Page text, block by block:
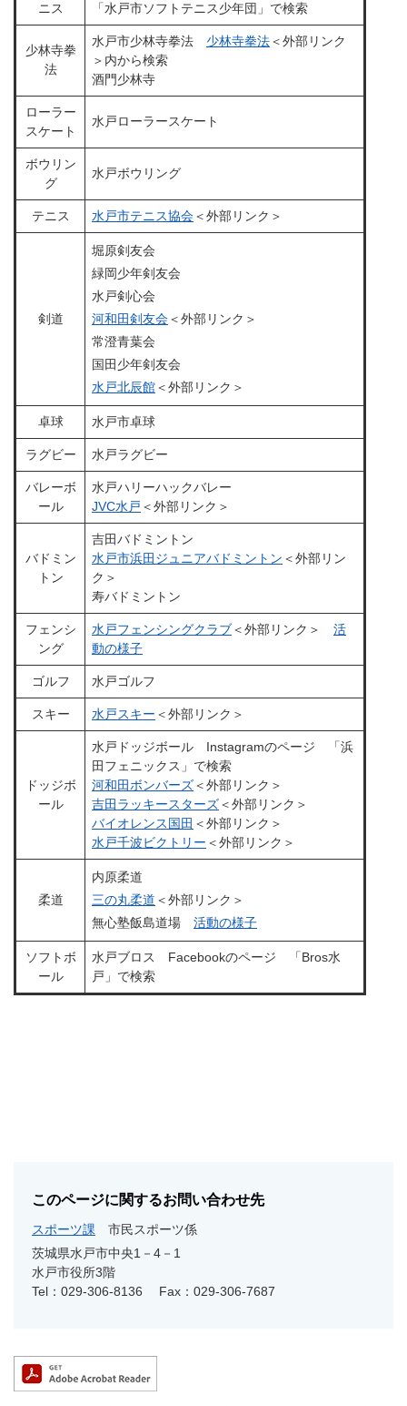
ニス 「水戸市ソフトテニス少年団」で検索
少林寺拳
法
水戸市少林寺拳法 少林寺拳法＜外部リンク
＞ 内から検索
酒門少林寺
ローラー
スケート
水戸ローラースケート
ボウリン
グ
水戸ボウリング
テニス 水戸市テニス協会＜外部リンク＞
剣道
堀原剣友会
緑岡少年剣友会
水戸剣心会
河和田剣友会＜外部リンク＞
常澄青葉会
国田少年剣友会
水戸北辰館＜外部リンク＞
卓球 水戸市卓球
ラグビー 水戸ラグビー
バレーボ
ール
水戸ハリーハックバレー
JVC水戸 ＜外部リンク＞
バドミン
トン
吉田バドミントン
水戸市浜田ジュニアバドミントン ＜外部リン
ク＞
寿バドミントン
フェンシ
ング
水戸フェンシングクラブ＜外部リンク＞
活
動の様子
ゴルフ 水戸ゴルフ
スキー 水戸スキー ＜外部リンク＞
ドッジボ
ール
水戸ドッジボール Instagramのページ 「浜
田フェニックス」で検索
河和田ボンバーズ＜外部リンク＞
吉田ラッキースターズ＜外部リンク＞
バイオレンス国田 ＜外部リンク＞
水戸千波ビクトリー ＜外部リンク＞
柔道
内原柔道
三の丸柔道 ＜外部リンク＞
無心塾飯島道場 活動の様子
ソフトボ
ール
水戸ブロス Facebookのページ 「Bros水
戸」で検索
このページに関するお問い合わせ先
スポーツ課
市民スポーツ係
茨城県水戸市中央1－4－1
水戸市役所3階
Tel：029-306-8136
Fax：029-306-7687